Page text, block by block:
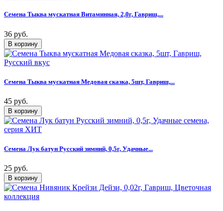
Семена Тыква мускатная Витаминная, 2,0г, Гавриш,...
36 руб.
Семена Тыква мускатная Медовая сказка, 5шт, Гавриш,...
45 руб.
Семена Лук батун Русский зимний, 0,5г, Удачные...
25 руб.